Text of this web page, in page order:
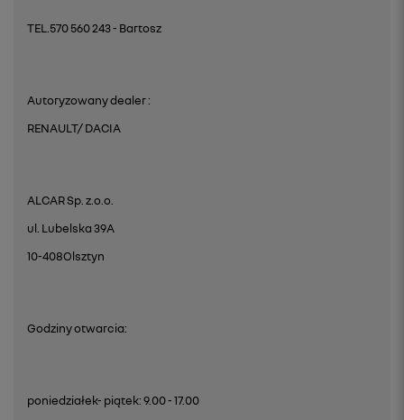
TEL.570 560 243 - Bartosz
Autoryzowany dealer :
RENAULT/ DACIA
ALCAR Sp. z.o.o.
ul. Lubelska 39A
10-408Olsztyn
Godziny otwarcia:
poniedziałek- piątek: 9.00 - 17.00